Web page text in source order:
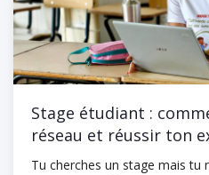
Stage étudiant :
réseau et réussir ton
Tu cherches un stage mais tu